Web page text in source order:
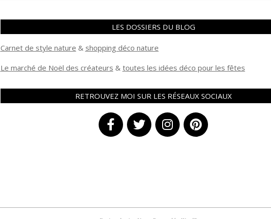
LES DOSSIERS DU BLOG
Carnet de style nature & shopping déco nature
Le marché de Noël des créateurs & toutes les idées déco pour les fêtes
RETROUVEZ MOI SUR LES RÉSEAUX SOCIAUX